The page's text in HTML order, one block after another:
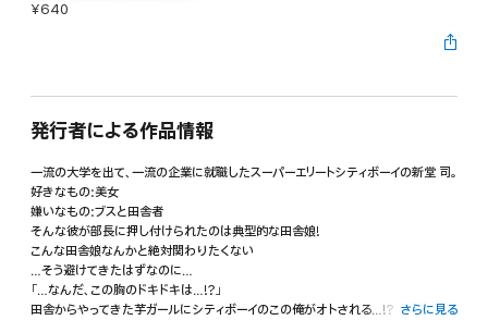
¥640
発行者による作品情報
一流の大学を出て、一流の企業に就職したスーパーエリートシティボーイの新堂 司。
好きなもの:美女
嫌いなもの:ブスと田舎者
そんな彼が部長に押し付けられたのは典型的な田舎娘!
こんな田舎娘なんかと絶対関わりたくない
…そう避けてきたはずなのに…
「…なんだ、この胸のドキドキは…!?」
田舎からやってきた芋ガールにシティボーイのこの俺がオトされる…!? さらに見る